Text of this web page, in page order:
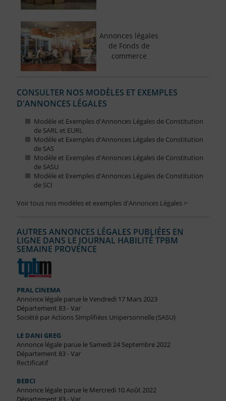
Annonces légales
de Fonds de
commerce
CONSULTER NOS MODÈLES ET EXEMPLES
D'ANNONCES LÉGALES
Modèle et Exemples d'Annonces Légales de Constitution
de SARL et EURL
Modèle et Exemples d'Annonces Légales de Constitution
de SAS
Modèle et Exemples d'Annonces Légales de Constitution
de SASU
Modèle et Exemples d'Annonces Légales de Constitution
de SCI
Voir tous nos modèles et exemples d'Annonces Légales >
AUTRES ANNONCES LÉGALES PUBLIÉES EN
LIGNE DANS LE JOURNAL HABILITÉ TPBM
SEMAINE PROVENCE
PRAL CINEMA
Annonce légale parue le Vendredi 17 Mars 2023
Département 83 - Var
Société par Actions Simplifiées Unipersonnelle (SASU)
LE DANI GREG
Annonce légale parue le Samedi 24 Septembre 2022
Département 83 - Var
Rectificatif
BEBCI
Annonce légale parue le Mercredi 10 Août 2022
Département 83 - Var